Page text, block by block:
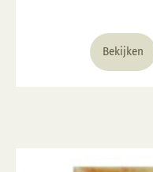
€ 5,63. € 2,48.
Bekijken